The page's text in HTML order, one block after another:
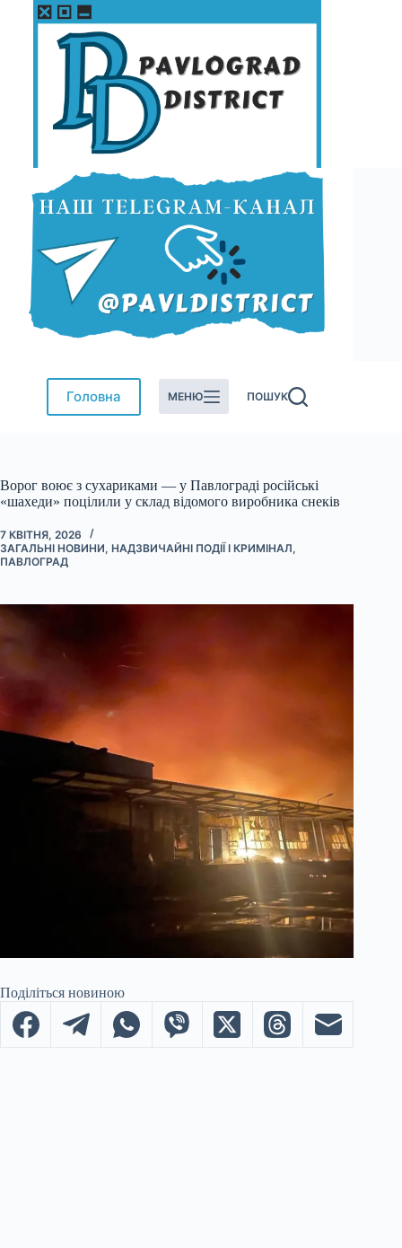
Перейти
Головна МЕНЮ ПОШУК
Ворог воює з сухариками — у Павлограді російські
«шахеди» поцілили у склад відомого виробника снеків
7 КВІТНЯ, 2026
ЗАГАЛЬНІ НОВИНИ, НАДЗВИЧАЙНІ ПОДІЇ І КРИМІНАЛ,
ПАВЛОГРАД
Поділіться новиною